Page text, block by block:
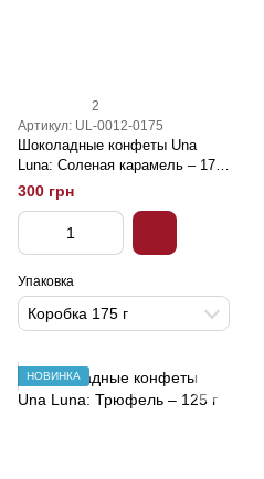
2
Артикул: UL-0012-0175
Шоколадные конфеты Una
Luna: Соленая карамель – 175
г
300 грн
Упаковка
Коробка 175 г
НОВИНКА